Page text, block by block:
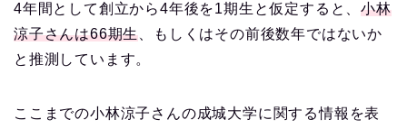
4年間として創立から4年後を1期生と仮定すると、小林
涼子さんは66期生 、もしくはその前後数年ではないか
と推測しています。
ここまでの小林涼子さんの成城大学に関する情報を表